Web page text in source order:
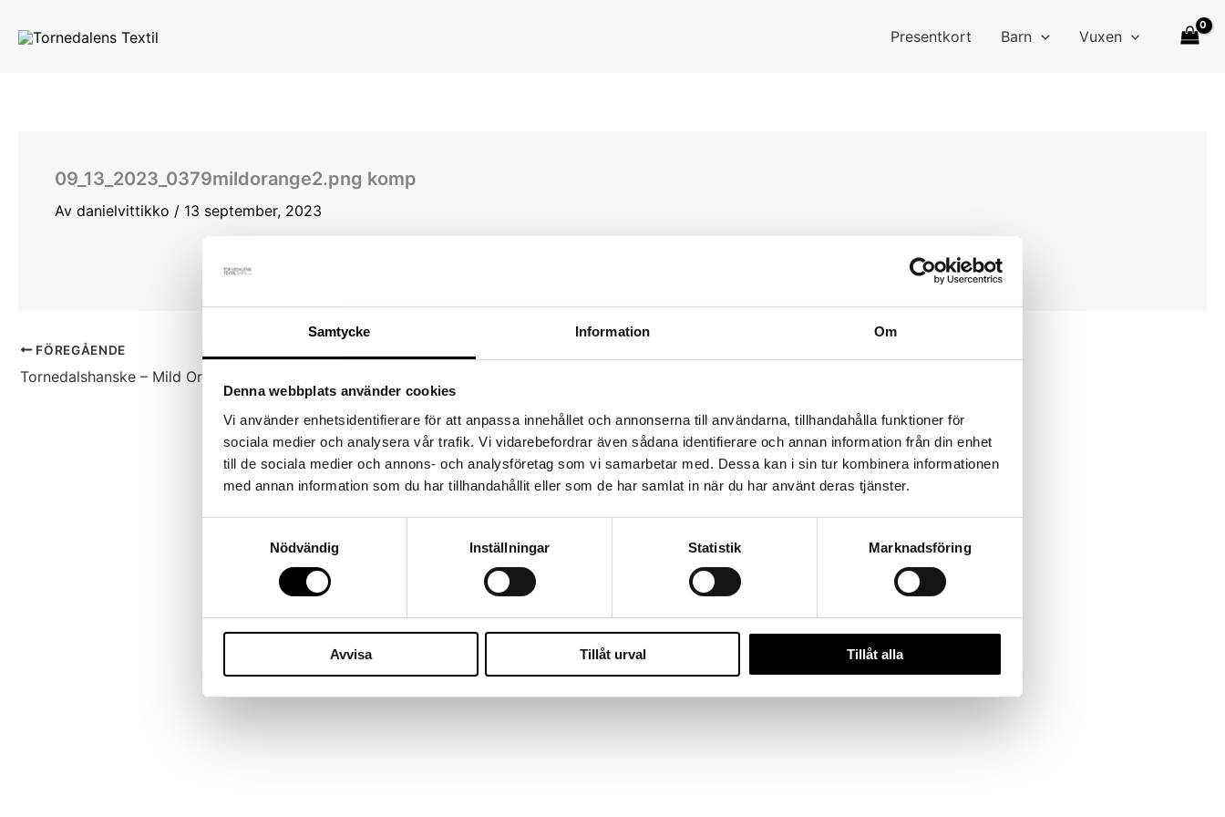
Samtycke Information Om
Denna webbplats använder cookies
Vi använder enhetsidentifierare för att anpassa innehållet och annonserna till användarna, tillhandahålla funktioner för
sociala medier och analysera vår trafik. Vi vidarebefordrar även sådana identifierare och annan information från din enhet
till de sociala medier och annons- och analysföretag som vi samarbetar med. Dessa kan i sin tur kombinera informationen
med annan information som du har tillhandahållit eller som de har samlat in när du har använt deras tjänster.
Nödvändig
Inställningar Statistik Marknadsföring
Avvisa Tillåt urval Tillåt alla
Presentkort Barn Vuxen
09_13_2023_0379mildorange2.png komp
Av danielvittikko / 13 september, 2023
FÖREGÅENDE
Tornedalshanske – Mild Orange